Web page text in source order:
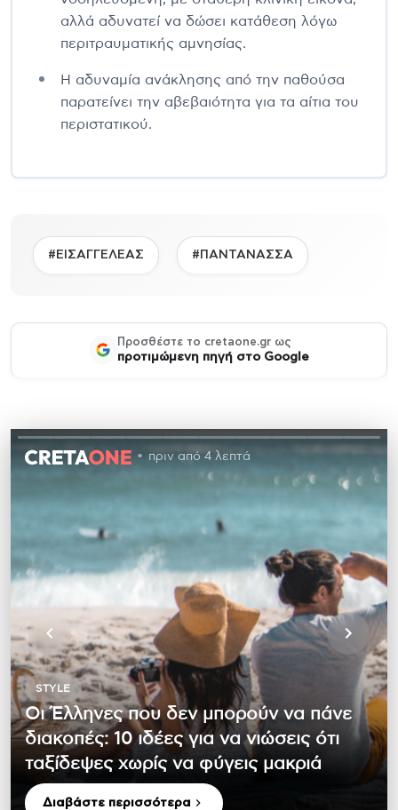
αλλά αδυνατεί να δώσει κατάθεση λόγω
περιτραυματικής αμνησίας.
Η αδυναμία ανάκλησης από την παθούσα
παρατείνει την αβεβαιότητα για τα αίτια του
περιστατικού.
#ΕΙΣΑΓΓΕΛΕΑΣ #ΠΑΝΤΑΝΑΣΣΑ
Προσθέστε το cretaone.gr ως
προτιμώμενη πηγή στο Google
πριν από 4 λεπτά
STYLE
Οι Έλληνες που δεν μπορούν να πάνε
διακοπές: 10 ιδέες για να νιώσεις ότι
ταξίδεψες χωρίς να φύγεις μακριά
Διαβάστε περισσότερα